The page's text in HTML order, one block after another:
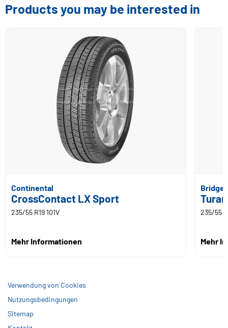
Products you may be interested in
Continental
CrossContact LX Sport
235/55 R19 101V
Mehr Informationen
235/55
Mehr
Verwendung von Cookies
Nutzungsbedingungen
Sitemap